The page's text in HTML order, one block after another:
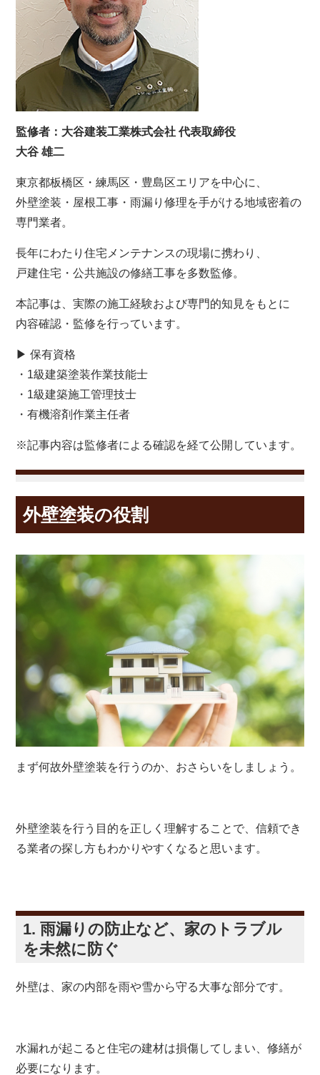
監修者：大谷建装工業株式会社 代表取締役
大谷 雄二
東京都板橋区・練馬区・豊島区エリアを中心に、
外壁塗装・屋根工事・雨漏り修理を手がける地域密着の
専門業者。
長年にわたり住宅メンテナンスの現場に携わり、
戸建住宅・公共施設の修繕工事を多数監修。
本記事は、実際の施工経験および専門的知見をもとに
内容確認・監修を行っています。
▶ 保有資格
・1級建築塗装作業技能士
・1級建築施工管理技士
・有機溶剤作業主任者
※記事内容は監修者による確認を経て公開しています。
外壁塗装の役割
まず何故外壁塗装を行うのか、おさらいをしましょう。
外壁塗装を行う目的を正しく理解することで、信頼でき
る業者の探し方もわかりやすくなると思います。
1. 雨漏りの防止など、家のトラブル
を未然に防ぐ
外壁は、家の内部を雨や雪から守る大事な部分です。
水漏れが起こると住宅の建材は損傷してしまい、修繕が
必要になります。